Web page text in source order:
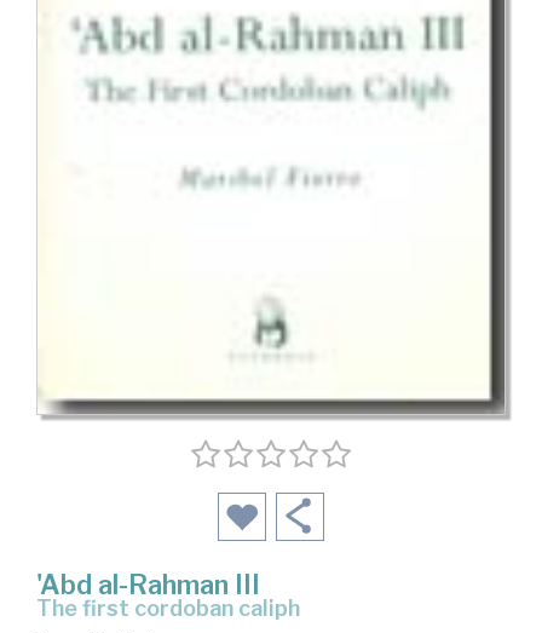
'Abd al-Rahman III
the first cordoban caliph